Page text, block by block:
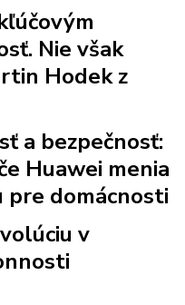
Nie však
Hodek z
a bezpečnosť:
Huawei menia
domácnosti
v